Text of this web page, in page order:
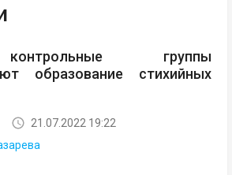
группы
образование стихийных
21.07.2022 19:22